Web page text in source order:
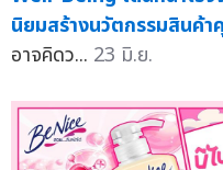
นิยมสร้างนวัตกรรมสินค้
อาจคิดว... 23 มิ.ย.